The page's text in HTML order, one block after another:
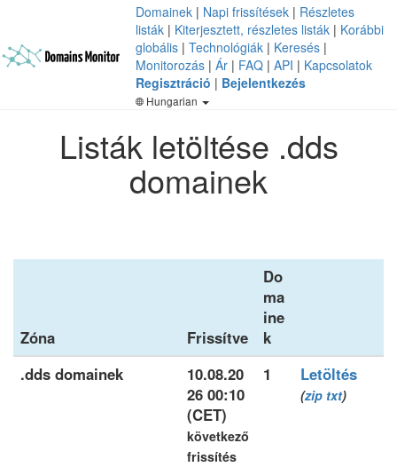
Domainek | Napi frissítések | Részletes
listák | Kiterjesztett, részletes listák | Korábbi
globális | Technológiák | Keresés |
Monitorozás | Ár | FAQ | API | Kapcsolatok
Regisztráció | Bejelentkezés
Hungarian
Listák letöltése .dds
domainek
Zóna Frissítve
Do
ma
ine
k
.dds domainek
10.08.20
26 00:10
(CET)
következő
frissítés
1 Letöltés
(zip txt)